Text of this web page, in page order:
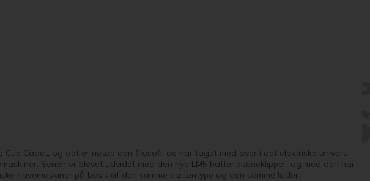
Cadet, og det er netop den filosofi, de har taget med over i det elektriske univers
Serien er blevet udvidet med den nye LM5 batteriplæneklipper, og med den har
havemaskiner på basis af den samme batteritype og den samme lader.